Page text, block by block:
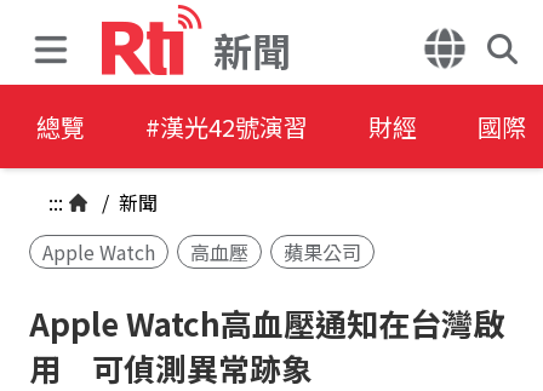
新聞
總覽 #漢光42號演習 財經 國際
::: / 新聞
Apple Watch
高血壓 蘋果公司
Apple Watch高血壓通知在台灣啟
用 可偵測異常跡象